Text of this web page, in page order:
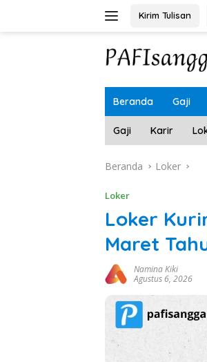
Kirim Tulisan
Beranda Gaji
Gaji Karir
Beranda Loker
Loker
Loker
Maret
Namina Kiki
Agustus 6, 2026